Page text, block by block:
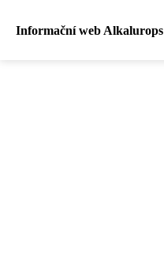
Informační web Alkalurops